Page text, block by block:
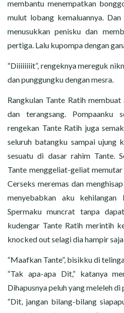
membantu menempatkan
mulut lobang kemaluannya.
menusukkan penisku dan
pertiga. Lalu kupompa dengan
“Diiiiiiiit”, rengeknya mereguk
dan punggungku dengan mesra.
Rangkulan Tante Ratih
dan terangsang. Pompaanku
rengekan Tante Ratih juga
seluruh batangku sampai ujung
sesuatu di dasar rahim Tante.
Tante menggeliat-geliat
Cerseks meremas dan
menyebabkan aku
Spermaku muncrat tanpa
kudengar Tante Ratih merintih
knocked out selagi dia hampir
“Maafkan Tante”, bisikku di
“Tak apa-apa Dit,” katanya
Dihapusnya peluh yang meleleh di
“Dit, jangan bilang-bilang